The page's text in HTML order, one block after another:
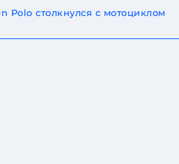
Polo столкнулся с мотоциклом